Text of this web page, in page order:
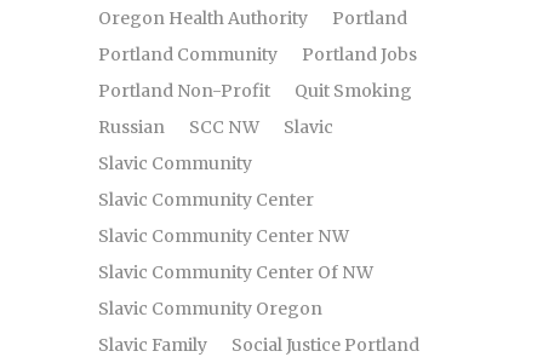
Oregon Health Authority
Portland
Portland Community
Portland Jobs
Portland Non-Profit
Quit Smoking
Russian
SCC NW
Slavic
Slavic Community
Slavic Community Center
Slavic Community Center NW
Slavic Community Center Of NW
Slavic Community Oregon
Slavic Family
Social Justice Portland